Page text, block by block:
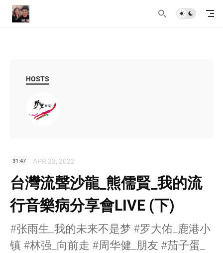
HOSTS
31:47 APR 23, 2022
台灣流聲沙龍_熊儒賢_我的流
行音樂病分享會LIVE (下)
#张雨生_我的未来不是梦 #罗大佑_鹿港小
镇 #林强_向前走 #周华健_朋友 #茄子蛋_